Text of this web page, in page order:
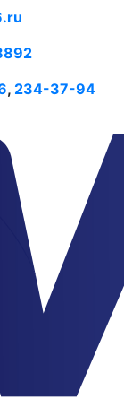
, 234-37-94